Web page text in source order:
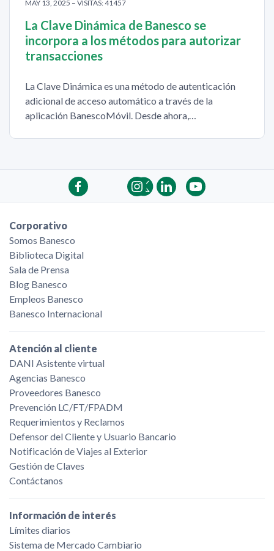
MAY 13, 2025 – VISITAS: 41457
La Clave Dinámica de Banesco se
incorpora a los métodos para autorizar
transacciones
La Clave Dinámica es una método de autenticación
adicional de acceso automático a través de la
aplicación BanescoMóvil. Desde ahora,…
Corporativo
Somos Banesco
Biblioteca Digital
Sala de Prensa
Blog Banesco
Empleos Banesco
Banesco Internacional
Atención al cliente
DANI Asistente virtual
Agencias Banesco
Proveedores Banesco
Prevención LC/FT/FPADM
Requerimientos y Reclamos
Defensor del Cliente y Usuario Bancario
Notificación de Viajes al Exterior
Gestión de Claves
Contáctanos
Información de interés
Límites diarios
Sistema de Mercado Cambiario